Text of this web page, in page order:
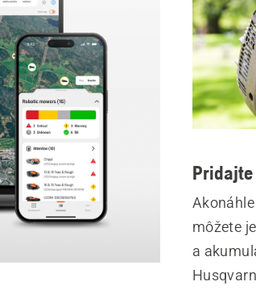
môžete
a